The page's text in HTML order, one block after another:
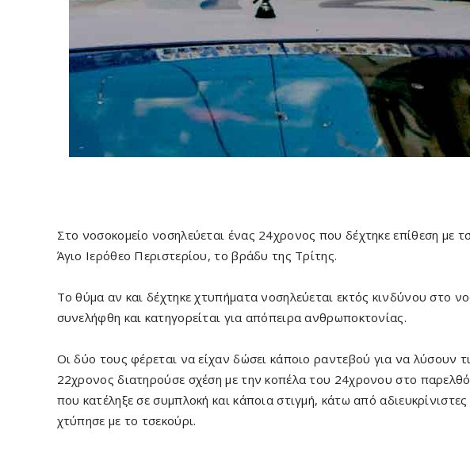
Στο νοσοκομείο νοσηλεύεται ένας 24χρονος που δέχτηκε επίθεση με
Άγιο Ιερόθεο Περιστερίου, το βράδυ της Τρίτης.
Το θύμα αν και δέχτηκε χτυπήματα νοσηλεύεται εκτός κινδύνου στο
συνελήφθη και κατηγορείται για απόπειρα ανθρωποκτονίας.
Οι δύο τους φέρεται να είχαν δώσει κάποιο ραντεβού για να λύσουν
22χρονος διατηρούσε σχέση με την κοπέλα του 24χρονου στο
που κατέληξε σε συμπλοκή και κάποια στιγμή, κάτω από
χτύπησε με το τσεκούρι.